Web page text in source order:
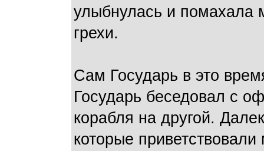
улыбнулась и помахала
грехи.
Сам Государь в это
Государь беседовал с
корабля на другой.
которые